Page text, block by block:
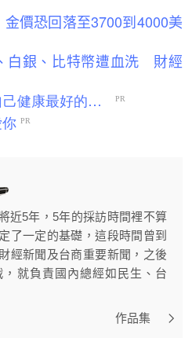
價恐回落至3700到4000美
白銀、比特幣遭血洗 財經
近5年，5年的採訪時間裡不算
了一定的基礎，這段時間曾到
經新聞及台商重要新聞，之後
就負責國內總經如民生、台
作品集